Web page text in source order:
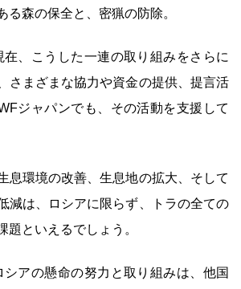
る森の保全と、密猟の防除。
、こうした一連の取り組みをさらに
さまざまな協力や資金の提供、提言活
ジャパンでも、その活動を支援して
息環境の改善、生息地の拡大、そして
減は、ロシアに限らず、トラの全ての
題といえるでしょう。
シアの懸命の努力と取り組みは、他国